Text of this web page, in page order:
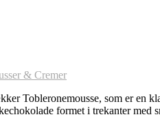
& Cremer
Tobleronemousse, som er en
formet i trekanter med